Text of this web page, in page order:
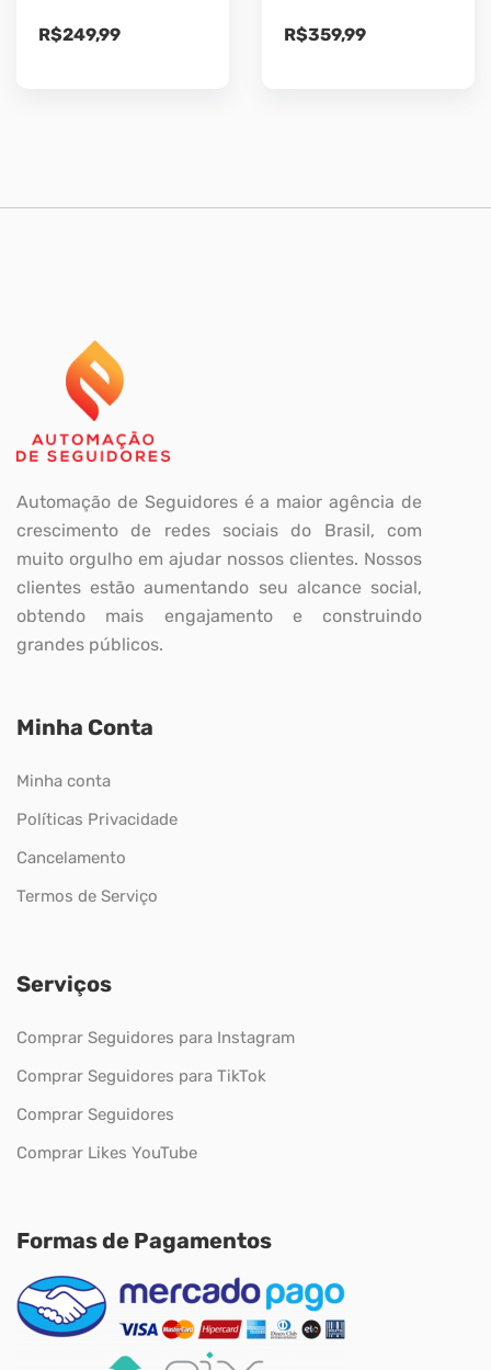
R$249,99 R$359,99
Automação de Seguidores é a maior agência de
crescimento de redes sociais do Brasil, com
muito orgulho em ajudar nossos clientes. Nossos
clientes estão aumentando seu alcance social,
obtendo mais engajamento e construindo
grandes públicos.
Minha Conta
Minha conta
Políticas Privacidade
Cancelamento
Termos de Serviço
Serviços
Comprar Seguidores para Instagram
Comprar Seguidores para TikTok
Comprar Seguidores
Comprar Likes YouTube
Formas de Pagamentos